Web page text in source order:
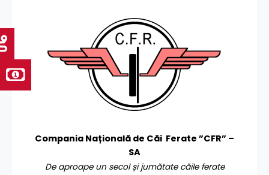
Compania Națională de Căi Ferate ”CFR” –
SA
De aproape un secol și jumătate căile ferate